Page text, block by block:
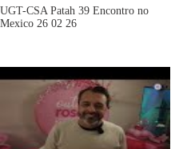
UGT-CSA Patah 39 Encontro no
Mexico 26 02 26